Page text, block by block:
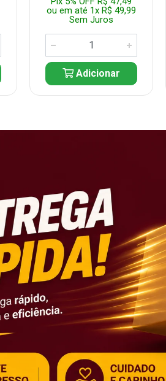
ou em até 1x R$ 49,99
Sem Juros
Adicionar